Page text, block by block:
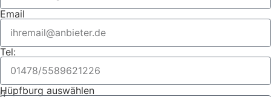
Email
Tel:
Hüpfburg auswählen